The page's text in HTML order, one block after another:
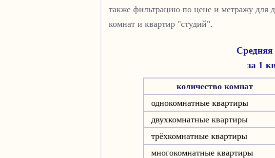
также фильтрацию по цене и метражу для
комнат и квартир "студий".
Средняя
за 1
количество комнат
однокомнатные квартиры
двухкомнатные квартиры
трёхкомнатные квартиры
многокомнатные квартиры